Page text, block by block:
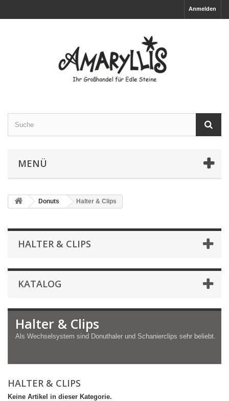
Anmelden
MENÜ
Donuts Halter & Clips
HALTER & CLIPS
KATALOG
Halter & Clips
Als Wechselsystem sind Donuthaler und Schanierclips sehr beliebt.
HALTER & CLIPS
Keine Artikel in dieser Kategorie.